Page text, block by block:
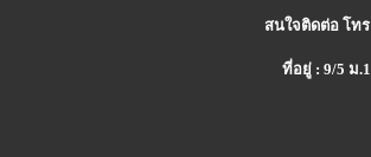
สนใจติดต่อ โทร
ที่อยู่ : 9/5 ม